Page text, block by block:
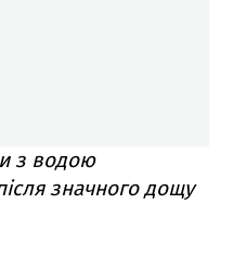
з водою
значного дощу